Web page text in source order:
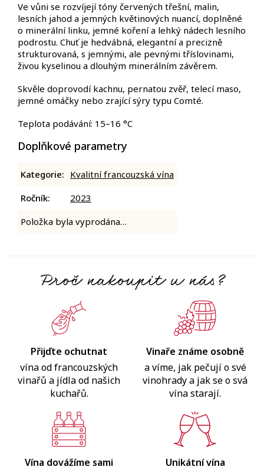
Proč nakoupit u nás?
Přijďte ochutnat
vína od francouzských
vinařů a jídla od našich
kuchařů.
Vinaře známe osobně
a víme, jak pečují o své
vinohrady a jak se o svá
vína starají.
Vína dovážíme sami
Unikátní vína
Ve vůni se rozvíjejí tóny červených třešní, malin,
lesních jahod a jemných květinových nuancí, doplněné
o minerální linku, jemné koření a lehký nádech lesního
podrostu. Chuť je hedvábná, elegantní a precizně
strukturovaná, s jemnými, ale pevnými tříslovinami,
živou kyselinou a dlouhým minerálním závěrem.
Skvěle doprovodí kachnu, pernatou zvěř, telecí maso,
jemné omáčky nebo zrající sýry typu Comté.
Teplota podávání: 15–16 °C
Doplňkové parametry
Kategorie: Kvalitní francouzská vína
Ročník:
2023
Položka byla vyprodána…